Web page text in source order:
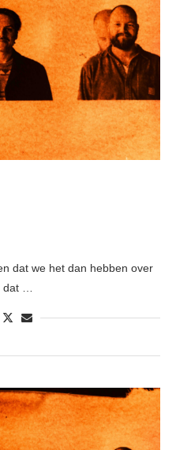
dat we het dan hebben over
dat …